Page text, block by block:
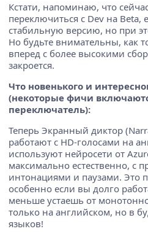
Кстати, напоминаю, что
переключиться с Dev на Beta,
стабильную версию, но при
Но будьте внимательны, как
вперед с более высокими
закроется.
Что новенького и
(некоторые фичи
переключатель):
Теперь Экранный диктор
работают с HD-голосами на
используют нейросети от
максимально естественно, с
интонациями и паузами. Это
особенно если вы долго
меньше устаешь от
только на английском, но в
языков!